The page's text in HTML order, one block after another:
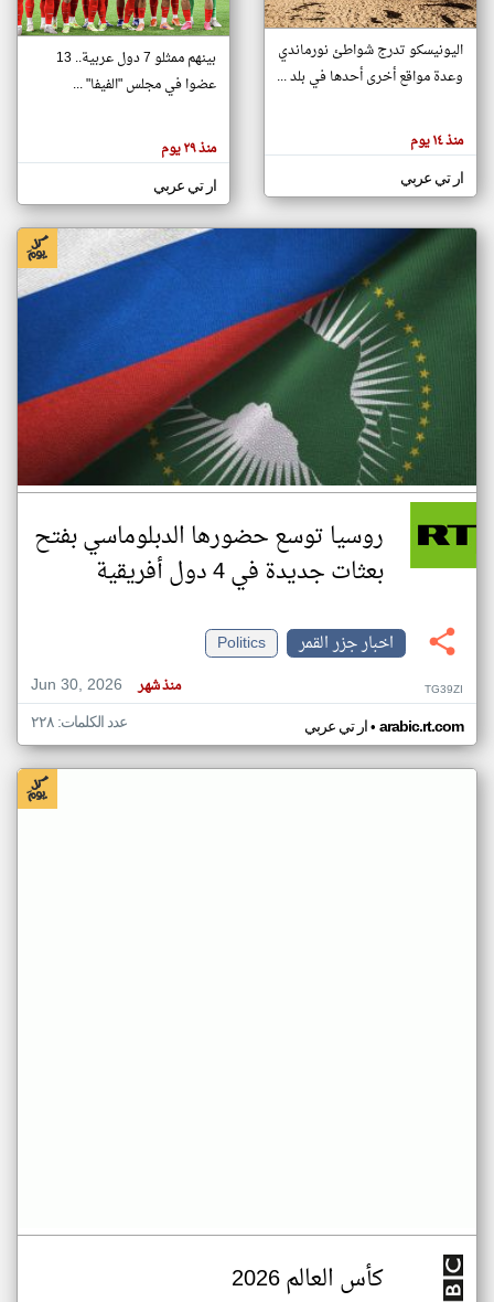
تغيير الدولة
اخبار جزر القمر على مدار الساعة
أهم اخبار جزر القمر العاجلة والمباشرة
هنا عن
وجهة
كاتبيها.
اليونيسكو تدرج شواطئ نورماندي
وعدة مواقع أخرى أحدها في بلد ...
منذ ١٤ يوم
ار تي عربي
بينهم ممثلو 7 دول عربية.. 13
عضوا في مجلس "الفيفا" ...
منذ ٢٩ يوم
ار تي عربي
روسيا توسع حضورها الدبلوماسي بفتح
بعثات جديدة في 4 دول أفريقية
اخبار جزر القمر
Politics
Jun 30, 2026
منذ شهر TG39ZI
ار تي عربي• arabic.rt.com عدد الكلمات: ٢٢٨
كأس العالم 2026
klyoum.com